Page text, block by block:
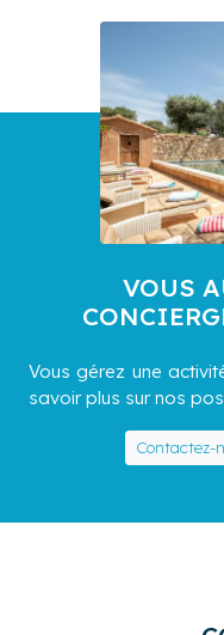
VOUS
Vous gérez une
savoir plus sur nos
Contactez-